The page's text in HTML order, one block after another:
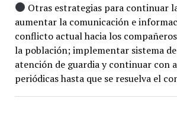
Otras estrategias para continuar
aumentar la comunicación e
conflicto actual hacia los
la población; implementar sistema
atención de guardia y continuar con
periódicas hasta que se resuelva el